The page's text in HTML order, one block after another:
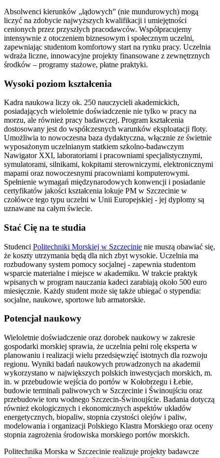
Absolwenci kierunków „lądowych” (nie mundurowych) mogą
liczyć na zdobycie najwyższych kwalifikacji i umiejętności
cenionych przez przyszłych pracodawców. Współpracujemy
intensywnie z otoczeniem biznesowym i społecznym uczelni,
zapewniając studentom komfortowy start na rynku pracy. Uczelnia
wdraża liczne, innowacyjne projekty finansowane z zewnętrznych
środków – programy stażowe, płatne praktyki.
Wysoki poziom kształcenia
Kadra naukowa liczy ok. 250 nauczycieli akademickich,
posiadających wieloletnie doświadczenie nie tylko w pracy na
morzu, ale również pracy badawczej. Program kształcenia
dostosowany jest do współczesnych warunków eksploatacji floty.
Umożliwia to nowoczesna baza dydaktyczna, włącznie ze świetnie
wyposażonym uczelnianym statkiem szkolno-badawczym
Nawigator XXI, laboratoriami i pracowniami specjalistycznymi,
symulatorami, silnikami, kokpitami sterowniczymi, elektronicznymi
mapami oraz nowoczesnymi pracowniami komputerowymi.
Spełnienie wymagań międzynarodowych konwencji i posiadanie
certyfikatów jakości kształcenia lokuje PM w Szczecinie w
czołówce tego typu uczelni w Unii Europejskiej - jej dyplomy są
uznawane na całym świecie.
Stać Cię na te studia
Studenci Politechniki Morskiej w Szczecinie nie muszą obawiać się,
że koszty utrzymania będą dla nich zbyt wysokie. Uczelnia ma
rozbudowany system pomocy socjalnej - zapewnia studentom
wsparcie materialne i miejsce w akademiku. W trakcie praktyk
wpisanych w program nauczania kadeci zarabiają około 500 euro
miesięcznie. Każdy student może się także ubiegać o stypendia:
socjalne, naukowe, sportowe lub armatorskie.
Potencjał naukowy
Wieloletnie doświadczenie oraz dorobek naukowy w zakresie
gospodarki morskiej sprawia, że uczelnia pełni rolę eksperta w
planowaniu i realizacji wielu przedsięwzięć istotnych dla rozwoju
regionu. Wyniki badań naukowych prowadzonych na akademii
wykorzystano w największych polskich inwestycjach morskich, m.
in. w przebudowie wejścia do portów w Kołobrzegu i Łebie,
budowie terminali paliwowych w Szczecinie i Świnoujściu oraz
przebudowie toru wodnego Szczecin-Świnoujście. Badania dotyczą
również ekologicznych i ekonomicznych aspektów układów
energetycznych, biopaliw, stopnia czystości olejów i paliw,
modelowania i organizacji Polskiego Klastra Morskiego oraz oceny
stopnia zagrożenia środowiska morskiego portów morskich.
Politechnika Morska w Szczecinie realizuje projekty badawcze